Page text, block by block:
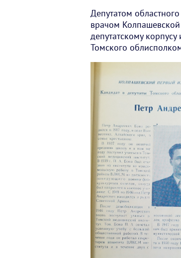
Депутатом
врачом
депутатскому
Томского